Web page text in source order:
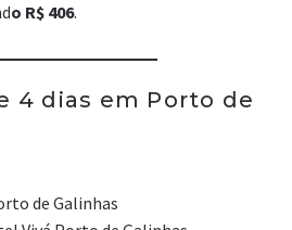
o R$ 406.
4 dias em Porto de
de Galinhas